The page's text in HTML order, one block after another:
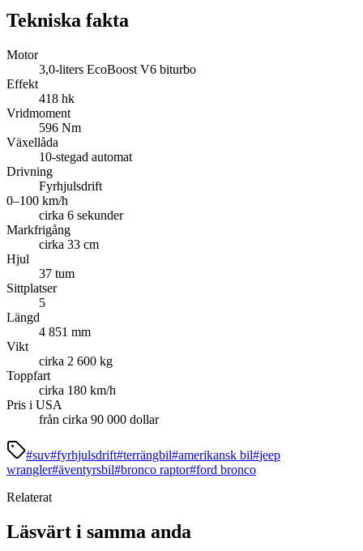
Tekniska fakta
Motor
3,0-liters EcoBoost V6 biturbo
Effekt
418 hk
Vridmoment
596 Nm
Växellåda
10-stegad automat
Drivning
Fyrhjulsdrift
0–100 km/h
cirka 6 sekunder
Markfrigång
cirka 33 cm
Hjul
37 tum
Sittplatser
5
Längd
4 851 mm
Vikt
cirka 2 600 kg
Toppfart
cirka 180 km/h
Pris i USA
från cirka 90 000 dollar
#suv#fyrhjulsdrift#terrängbil#amerikansk bil#jeep
wrangler#äventyrsbil#bronco raptor#ford bronco
Relaterat
Läsvärt i samma anda